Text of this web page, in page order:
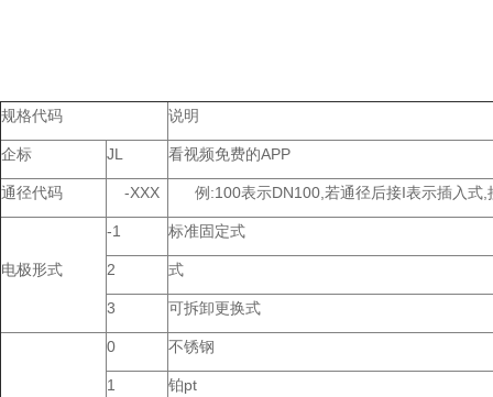
规格代码 说明
企标 JL 看视频免费的APP
通径代码 -XXX 例:100表示DN100,若通径后接I表示插入式,
电极形式
-1 标准固定式
2 式
3 可拆卸更换式
0 不锈钢
1 铂pt